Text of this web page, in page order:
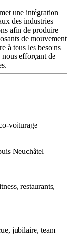
une intégration
des industries
afin de produire
de mouvement
à tous les besoins
nous efforçant de
voiturage
Neuchâtel
restaurants,
jubilaire, team